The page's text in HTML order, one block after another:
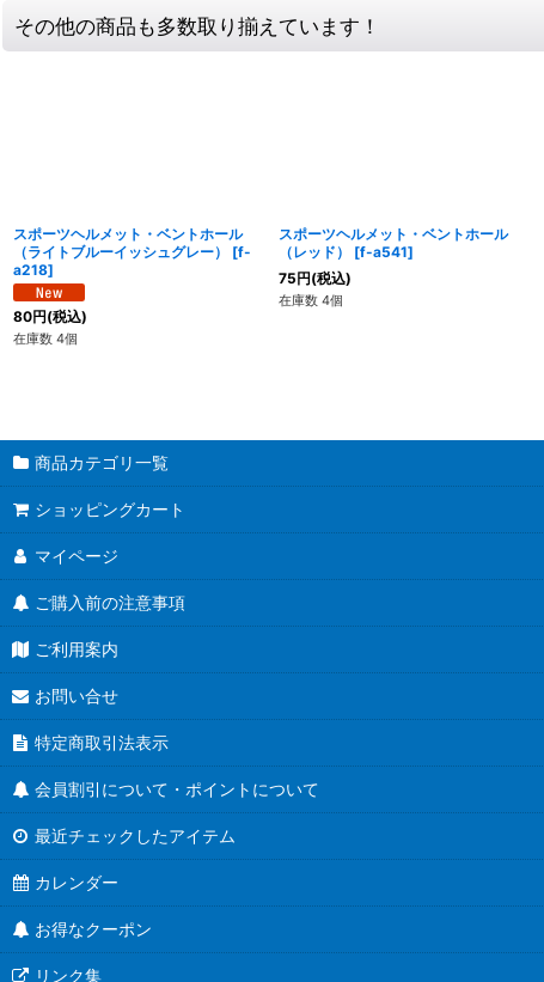
その他の商品も多数取り揃えています！
スポーツヘルメット・ベントホール
（ライトブルーイッシュグレー）
[f-
a218]
80円(税込)
在庫数 4個
スポーツヘルメット・ベントホール
（レッド）
[f-a541]
75円(税込)
在庫数 4個
商品カテゴリ一覧
ショッピングカート
マイページ
ご購入前の注意事項
ご利用案内
お問い合せ
特定商取引法表示
会員割引について・ポイントについて
最近チェックしたアイテム
カレンダー
お得なクーポン
リンク集